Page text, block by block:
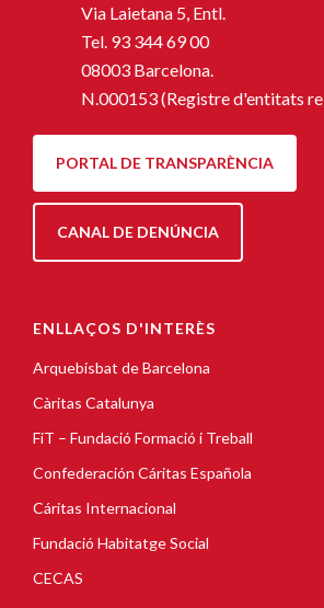
Via Laietana 5, Entl.
Tel. 93 344 69 00
08003 Barcelona.
N.000153 (Registre d'entitats
PORTAL DE TRANSPARÈNCIA
CANAL DE DENÚNCIA
ENLLAÇOS D'INTERÈS
Arquebisbat de Barcelona
Càritas Catalunya
FiT – Fundació Formació i Treball
Confederación Cáritas Española
Cáritas Internacional
Fundació Habitatge Social
CECAS